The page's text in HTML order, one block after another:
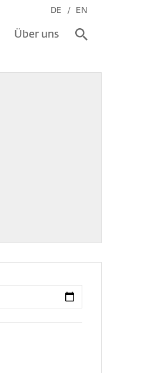
Über uns
DE EN